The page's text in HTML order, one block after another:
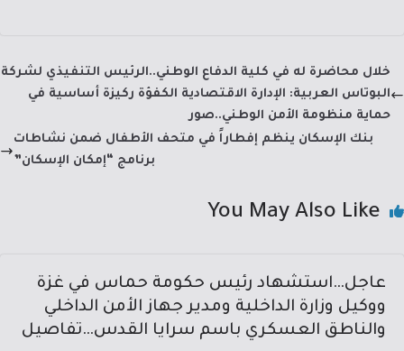
b
o
ok
sA
p
p
a
m
dI
n
خلال محاضرة له في كلية الدفاع الوطني..الرئيس التنفيذي لشركة
البوتاس العربية: الإدارة الاقتصادية الكفؤة ركيزة أساسية في
حماية منظومة الأمن الوطني..صور
بنك الإسكان ينظم إفطاراً في متحف الأطفال ضمن نشاطات
برنامج “إمكان الإسكان”
You May Also Like
عاجل…استشهاد رئيس حكومة حماس في غزة
ووكيل وزارة الداخلية ومدير جهاز الأمن الداخلي
والناطق العسكري باسم سرايا القدس…تفاصيل